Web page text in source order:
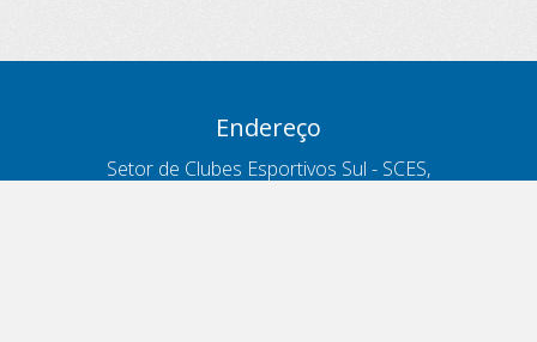
Endereço
Setor de Clubes Esportivos Sul - SCES,